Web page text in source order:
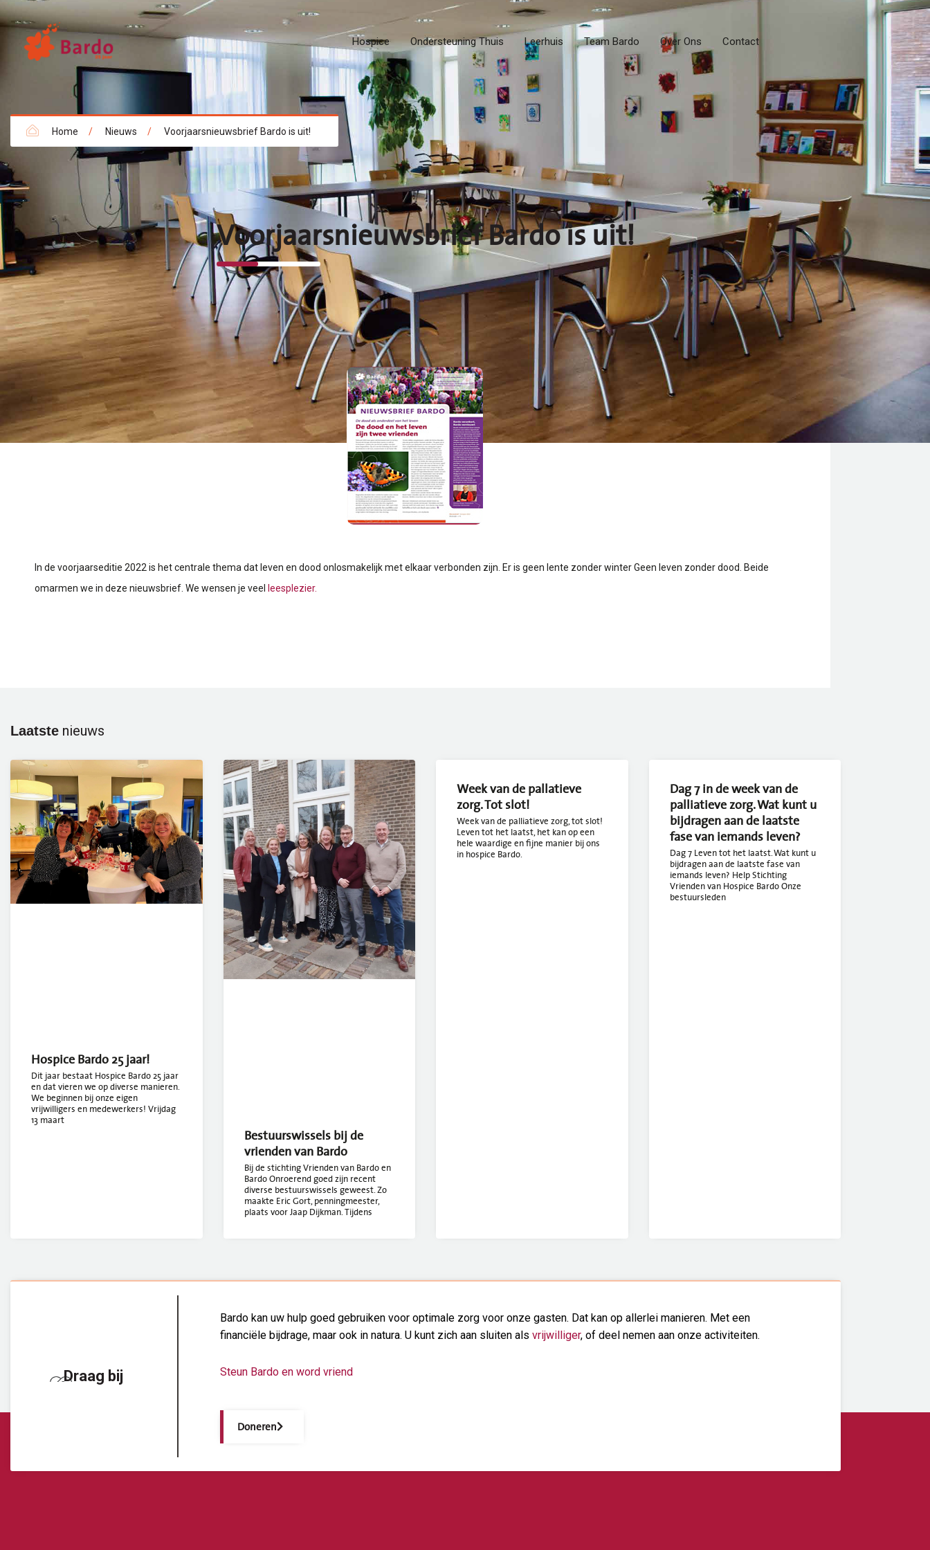
Hospice Ondersteuning Thuis Leerhuis Team Bardo Over Ons Contact
Home / Nieuws / Voorjaarsnieuwsbrief Bardo is uit!
Voorjaarsnieuwsbrief Bardo is uit!
In de voorjaarseditie 2022 is het centrale thema dat leven en dood onlosmakelijk met elkaar verbonden zijn. Er is geen lente zonder winter Geen leven zonder dood. Beide
omarmen we in deze nieuwsbrief. We wensen je veel leesplezier.
Laatste nieuws
Hospice Bardo 25 jaar!
Dit jaar bestaat Hospice Bardo 25 jaar
en dat vieren we op diverse manieren.
We beginnen bij onze eigen
vrijwilligers en medewerkers! Vrijdag
13 maart
Bestuurswissels bij de
vrienden van Bardo
Bij de stichting Vrienden van Bardo en
Bardo Onroerend goed zijn recent
diverse bestuurswissels geweest. Zo
maakte Eric Gort, penningmeester,
plaats voor Jaap Dijkman. Tijdens
Week van de pallatieve
zorg. Tot slot!
Week van de palliatieve zorg, tot slot!
Leven tot het laatst, het kan op een
hele waardige en fijne manier bij ons
in hospice Bardo.
Dag 7 in de week van de
palliatieve zorg. Wat kunt u
bijdragen aan de laatste
fase van iemands leven?
Dag 7 Leven tot het laatst. Wat kunt u
bijdragen aan de laatste fase van
iemands leven? Help Stichting
Vrienden van Hospice Bardo Onze
bestuursleden
Draag bij
Bardo kan uw hulp goed gebruiken voor optimale zorg voor onze gasten. Dat kan op allerlei manieren. Met een
financiële bijdrage, maar ook in natura. U kunt zich aan sluiten als vrijwilliger, of deel nemen aan onze activiteiten.
Steun Bardo en word vriend
Doneren